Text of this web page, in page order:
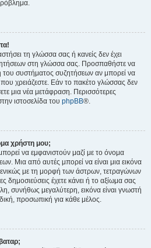
τη γλώσσα σας ή κανείς δεν έχει
στη γλώσσα σας. Προσπαθήστε να
του συστήματος συζητήσεων αν μπορεί να
χρειάζεστε. Εάν το πακέτο γλώσσας δεν
μια νέα μετάφραση. Περισσότερες
ιστοσελίδα του phpBB®.
χρήστη μου;
να εμφανιστούν μαζί με το όνομα
Μια από αυτές μπορεί να είναι μια εικόνα
με τη μορφή των άστρων, τετραγώνων
δημοσιεύσεις έχετε κάνει ή το αξίωμα σας
συνήθως μεγαλύτερη, εικόνα είναι γνωστή
προσωπική για κάθε μέλος.